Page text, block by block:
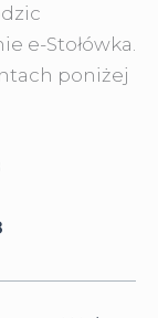
e-Stołówka.
poniżej